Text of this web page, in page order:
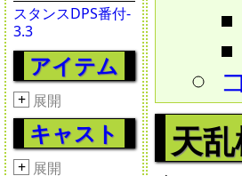
スタンスDPS番付-
3.3
アイテム
+ 展開
キャスト
+ 展開
天